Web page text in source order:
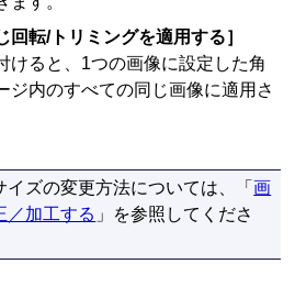
回転/トリミングを適用する］
けると、1つの画像に設定した角
ジ内のすべての同じ画像に適用さ
イズの変更方法については、「画
／加工する 」を参照してくださ